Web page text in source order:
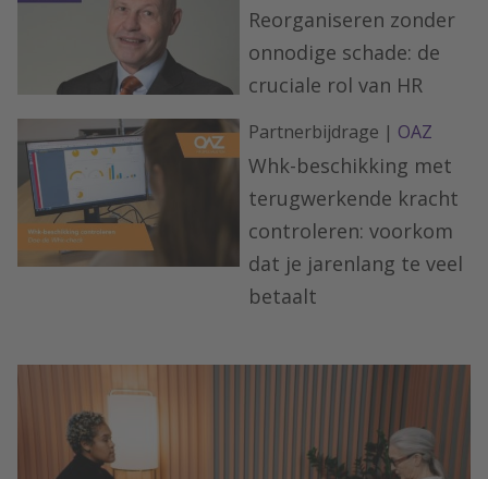
Reorganiseren zonder
onnodige schade: de
cruciale rol van HR
Partnerbijdrage | OAZ
Whk-beschikking met
terugwerkende kracht
controleren: voorkom
dat je jarenlang te veel
betaalt